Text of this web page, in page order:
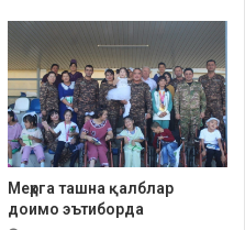
Меҳрга ташна қалблар
доимо эътиборда